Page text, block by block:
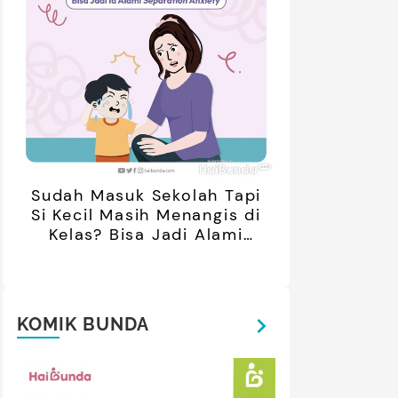
Sudah Masuk Sekolah Tapi
Si Kecil Masih Menangis di
Kelas? Bisa Jadi Alami
KOMIK BUNDA